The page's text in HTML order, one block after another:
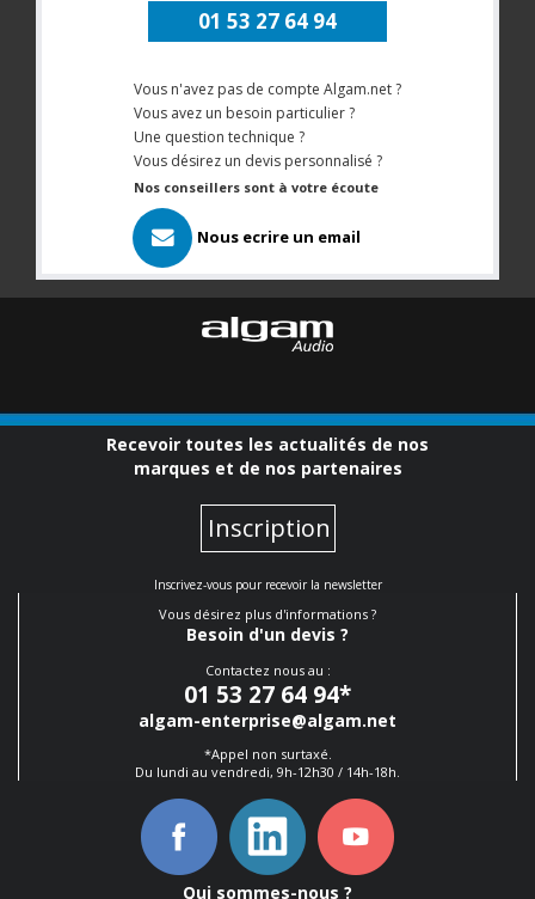
01 53 27 64 94
Vous n'avez pas de compte Algam.net ?
Vous avez un besoin particulier ?
Une question technique ?
Vous désirez un devis personnalisé ?
Nos conseillers sont à votre écoute
Nous ecrire un email
Recevoir toutes les actualités de nos
marques et de nos partenaires
Inscription
Inscrivez-vous pour recevoir la newsletter
Vous désirez plus d'informations ?
Besoin d'un devis ?
Contactez nous au :
01 53 27 64 94*
algam-enterprise@algam.net
*Appel non surtaxé.
Du lundi au vendredi, 9h-12h30 / 14h-18h.
Qui sommes-nous ?